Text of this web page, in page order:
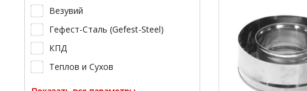
Везувий
Гефест-Сталь (Gefest-Steel)
КПД
Теплов и Сухов